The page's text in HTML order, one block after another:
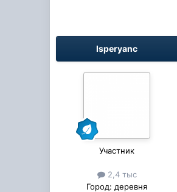
Isperyanc
Участник
2,4 тыс
Город: деревня